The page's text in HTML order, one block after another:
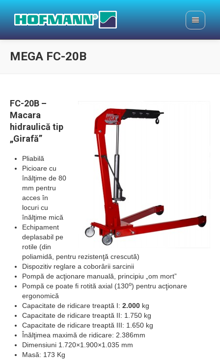
MEGA FC-20B
FC-20B –
Macara
hidraulică tip
„Girafă”
Pliabilă
Picioare cu
înălţime de 80
mm pentru
acces în
locuri cu
înălţime mică
Echipament
deplasabil pe
rotile (din
poliamidă, pentru rezistenţă crescută)
Dispozitiv reglare a coborârii sarcinii
Pompă de acţionare manuală, principiu „om mort”
Pompă ce poate fi rotită axial (130o) pentru acţionare
ergonomică
Capacitate de ridicare treaptă I: 2.000 kg
Capacitate de ridicare treaptă II: 1.750 kg
Capacitate de ridicare treaptă III: 1.650 kg
Înălţimea maximă de ridicare: 2.386mm
Dimensiuni 1.720×1.900×1.035 mm
Masă: 173 Kg